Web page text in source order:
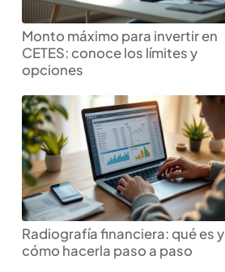
Monto máximo para invertir en
CETES: conoce los límites y
opciones
Radiografía financiera: qué es y
cómo hacerla paso a paso